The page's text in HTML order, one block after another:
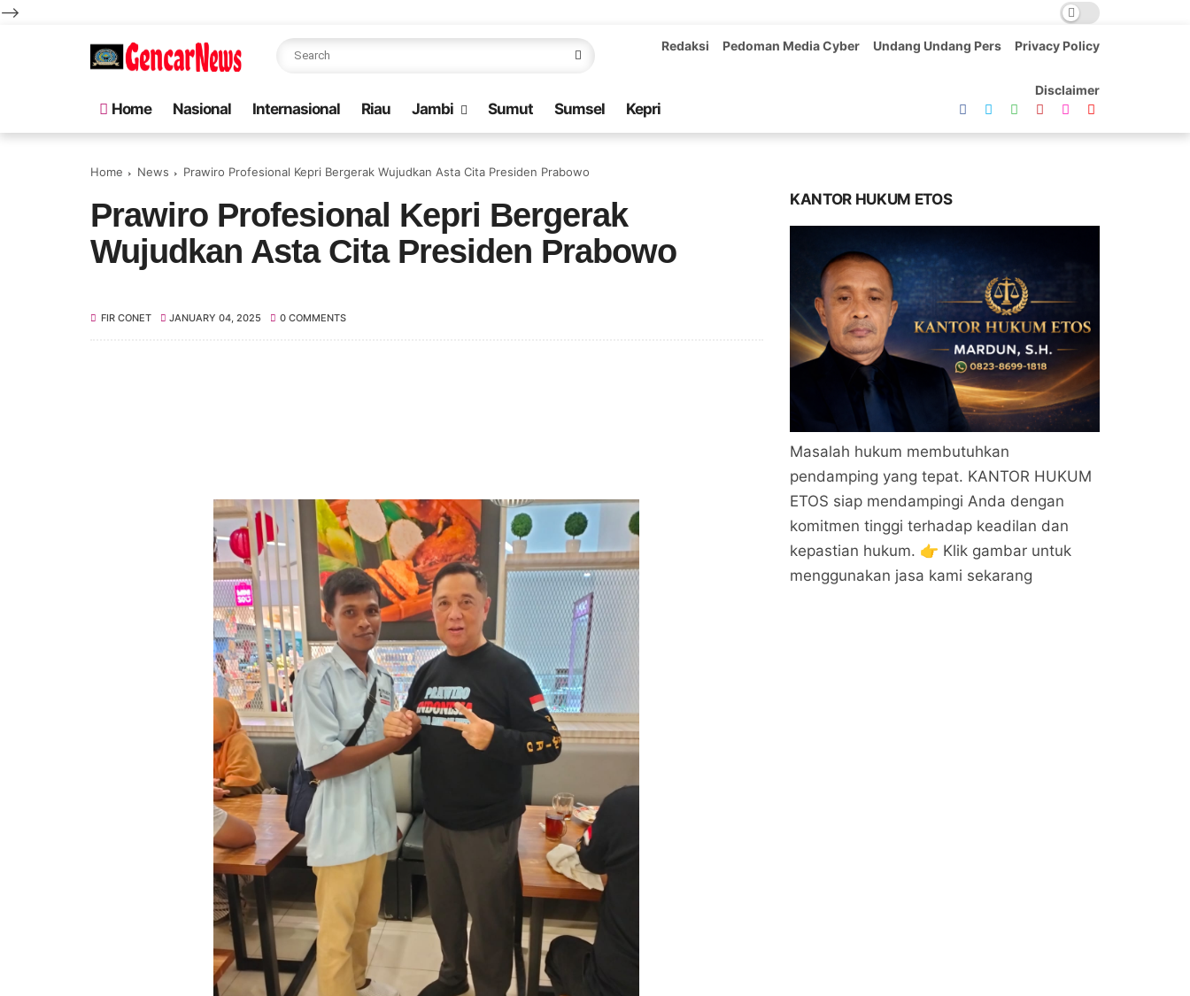
-->
Redaksi Pedoman Media Cyber Undang Undang Pers Privacy Policy
Disclaimer
Home Nasional Internasional Riau Jambi Sumut Sumsel Kepri
Home News Prawiro Profesional Kepri Bergerak Wujudkan Asta Cita Presiden Prabowo
Prawiro Profesional Kepri Bergerak
Wujudkan Asta Cita Presiden Prabowo
FIR CONET JANUARY 04, 2025 0 COMMENTS
KANTOR HUKUM ETOS
Masalah hukum membutuhkan
pendamping yang tepat. KANTOR HUKUM
ETOS siap mendampingi Anda dengan
komitmen tinggi terhadap keadilan dan
kepastian hukum. 👉 Klik gambar untuk
menggunakan jasa kami sekarang